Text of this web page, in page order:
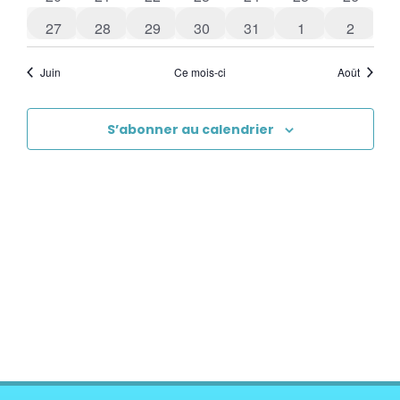
0 évènements
27 0 évènements
28 0 évènements
29 0 évènements
30 0 évènements
31 0 évènements
1 0
2
Juin Ce mois-ci Août
S’abonner au calendrier